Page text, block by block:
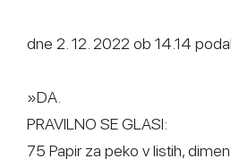
dne 2. 12. 2022 ob 14.14
»DA.
PRAVILNO SE GLASI:
75 Papir za peko v listih,